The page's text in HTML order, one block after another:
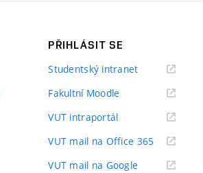
PŘIHLÁSIT SE
Studentský intranet(externí
Fakultní Moodle
VUT intraportál(externí
VUT mail na Office 365 (externí
odkaz)
VUT mail na Google (externí